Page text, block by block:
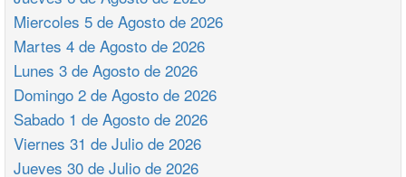
Miercoles 5 de Agosto de 2026
Martes 4 de Agosto de 2026
Lunes 3 de Agosto de 2026
Domingo 2 de Agosto de 2026
Sabado 1 de Agosto de 2026
Viernes 31 de Julio de 2026
Jueves 30 de Julio de 2026